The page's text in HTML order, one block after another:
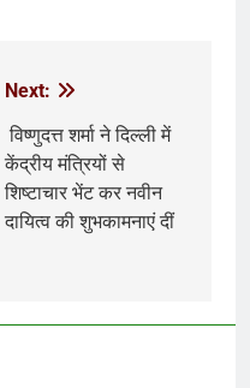
Next:
विष्णुदत्त शर्मा ने दिल्ली में
केंद्रीय मंत्रियों से
शिष्टाचार भेंट कर नवीन
दायित्व की शुभकामनाएं दीं